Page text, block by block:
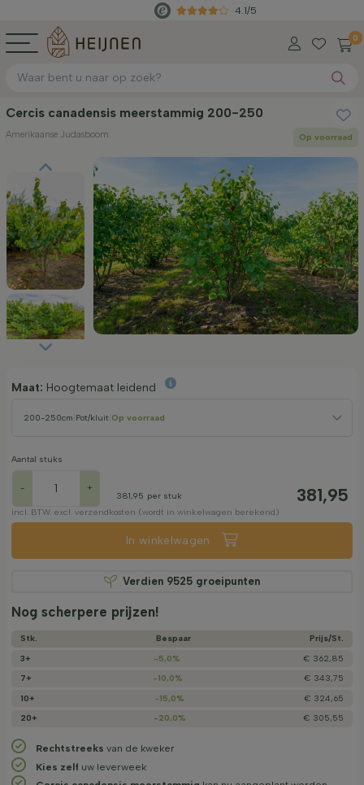
4.1/5
0
Cercis canadensis meerstammig 200-250
Amerikaanse Judasboom Op voorraad
Maat: Hoogtemaat leidend
200-250cm Pot/kluit Op voorraad
Aantal stuks
- +
381,95 per stuk 381,95
incl. BTW. excl. verzendkosten (wordt in winkelwagen berekend)
In winkelwagen
Verdien 9525groeipunten
Nog scherpere prijzen!
Stk. Bespaar
Prijs/­St.
3+
-5,0%
€ 362,85
7+
-10,0%
€ 343,75
10+
-15,0%
€ 324,65
20+
-20,0% € 305,55
Rechtstreeks van de kweker
Kies zelf uw leverweek